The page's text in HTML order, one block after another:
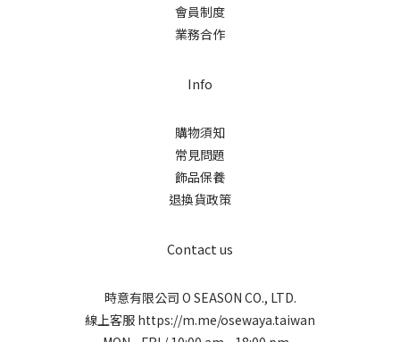
會員制度
業務合作
Info
購物須知
常見問題
飾品保養
退換貨政策
Contact us
時意有限公司 O SEASON CO., LTD.
線上客服 https://m.me/osewaya.taiwan